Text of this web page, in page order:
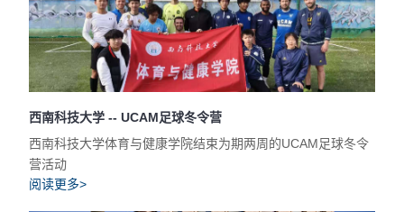
西南科技大学 -- UCAM足球冬令营
西南科技大学体育与健康学院结束为期两周的UCAM足球冬令
营活动
阅读更多>